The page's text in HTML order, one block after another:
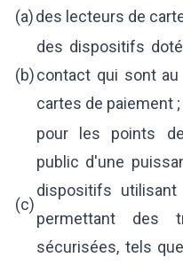
(a)des lecteurs de
(b)
des dispositifs
contact qui sont
cartes de paiement ;
(c)
pour les points
public d'une
dispositifs
permettant des
sécurisées, tels